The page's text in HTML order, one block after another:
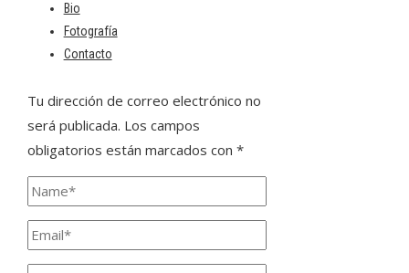
Bio
Fotografía
Contacto
Deja una respuesta
Tu dirección de correo electrónico no
será publicada. Los campos
obligatorios están marcados con *